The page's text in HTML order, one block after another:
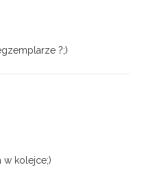
?;)
w kolejce;)